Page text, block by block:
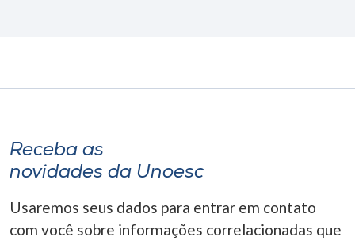
Receba as
novidades da Unoesc
Usaremos seus dados para entrar em contato
com você sobre informações correlacionadas que